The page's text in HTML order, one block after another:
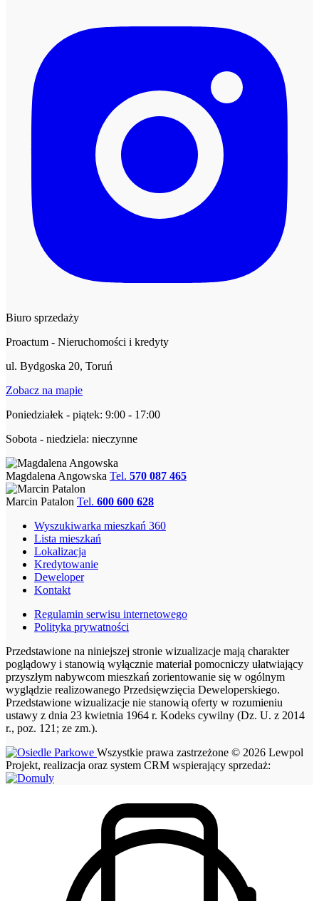
Biuro sprzedaży
Proactum - Nieruchomości i kredyty
ul. Bydgoska 20, Toruń
Zobacz na mapie
Poniedziałek - piątek: 9:00 - 17:00
Sobota - niedziela: nieczynne
Magdalena Angowska Tel. 570 087 465
Marcin Patalon Tel. 600 600 628
Wyszukiwarka mieszkań 360
Lista mieszkań
Lokalizacja
Kredytowanie
Deweloper
Kontakt
Regulamin serwisu internetowego
Polityka prywatności
Przedstawione na niniejszej stronie wizualizacje mają charakter
poglądowy i stanowią wyłącznie materiał pomocniczy ułatwiający
przyszłym nabywcom mieszkań zorientowanie się w ogólnym
wyglądzie realizowanego Przedsięwzięcia Deweloperskiego.
Przedstawione wizualizacje nie stanowią oferty w rozumieniu
ustawy z dnia 23 kwietnia 1964 r. Kodeks cywilny (Dz. U. z 2014
r., poz. 121; ze zm.).
Wszystkie prawa zastrzeżone © 2026 Lewpol
Projekt, realizacja oraz system CRM wspierający sprzedaż: